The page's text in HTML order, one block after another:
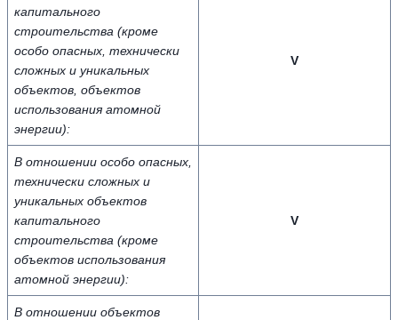
капитального
строительства (кроме
особо опасных, технически
сложных и уникальных
объектов, объектов
использования атомной
энергии):
V
В отношении особо опасных,
технически сложных и
уникальных объектов
капитального
строительства (кроме
объектов использования
атомной энергии):
V
В отношении объектов